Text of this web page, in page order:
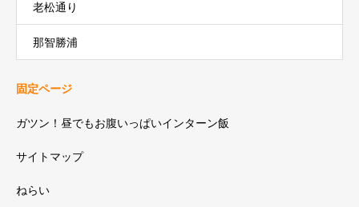
老松通り
那智勝浦
固定ページ
ガツン！昼でもお腹いっぱいインターン飯
サイトマップ
ねらい